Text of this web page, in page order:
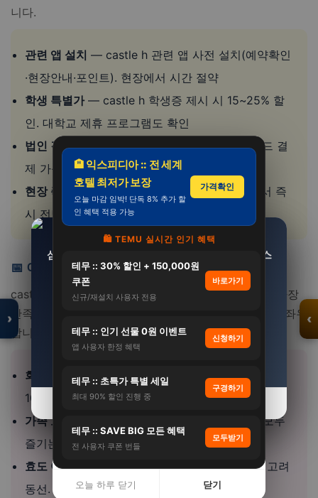
니다.
관련 앱 설치 — castle h 관련 앱 사전 설치(예약확인
·현장안내·포인트). 현장에서 시간 절약
학생 특별가— castle h 학생증 제시 시 15~25% 할
인. 대학교 제휴 프로그램도 확인
법인 결제— castle h 세금계산서 발행+법인카드 결
제 가능. 부가세 환급으로 실질 9% 할인 효과
현장 즉시 피드백 — castle h 불만족 시 현장에서 즉
시 전달. 사후보다 현장 해결이 빠르고 확실
📅 이런 때 추천합니다
castle hotel 이용을 계획 중이시라면 어떤 상황에서 가장
만족도가 높은지 참고하세요. 타이밍이 경험의 절반을 좌우
합니다.
회사 워크샵— castle h 팀빌딩+회의+식사 올인원.
10인~ 단체 할인. 기획 대행
가족 모임
— castle h 아이·어르신 동반. 3세대 모두
즐기는 안전한 프로그램
효도 여행— castle h 부모님 모시고. 무릎·체력 고려
동선. 편안한 이동·숙소
🏨 익스피디아 :: 전 세계
호텔 최저가 보장
오늘 마감 임박! 단독 8% 추가 할
인 혜택 적용 가능
가격확인
🛍️ TEMU 실시간 인기 혜택
테무 :: 30% 할인 + 150,000원
쿠폰
신규/재설치 사용자 전용
바로가기
테무 :: 인기 선물 0원 이벤트
앱 사용자 한정 혜택
신청하기
테무 :: 초특가 특별 세일
최대 90% 할인 진행 중
구경하기
테무 :: SAVE BIG 모든 혜택
전 사용자 쿠폰 번들
모두받기
오늘 하루 닫기 닫기
BLIS M18 프로바이…
자세히 보기 →
오늘 하루 닫기
삼성 비스포크 김치냉장고 RQ33DG71J3EW 스
탠드형 3도어 32…
자세히 보기 →
오늘 하루 닫기
›
모두의백화점
명품
생활
총집합
보기
‹